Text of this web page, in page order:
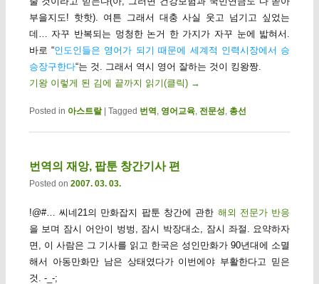
부을지도! 핫핫). 여튼 그래서 대충 사실 웃고 넘기고 싶었는
데… 자꾸 반복되는 멍청한 논거 한 가지가 자꾸 눈에 밟혀서.
바로 “인도인들은 영어가 되기 때문에 세계적 인력시장에서 승
승장구한다“는 것. 그래서 역시 영어 잘하는 것이 킹왕짱.
기왕 이렇게 된 김에 끝까지 읽기(클릭) →
Posted in 아스트랄 | Tagged 번역, 영어교육, 전문성, 총선
번역의 재앙, 팝툰 창간기사 편
Posted on 2007. 03. 03.
!@#… 씨네21의 만화잡지 팝툰 창간에 관한 해외 전문가 반응
을 보며 잠시 어안이 벙벙, 잠시 박장대소, 잠시 좌절. 요약하자
면, 이 사람은 그 기사를 읽고 한국은 성인만화가 90년대에 소멸
해서 아동만화만 남은 상태였다가 이번에야 부활한다고 믿은
것. -_-;